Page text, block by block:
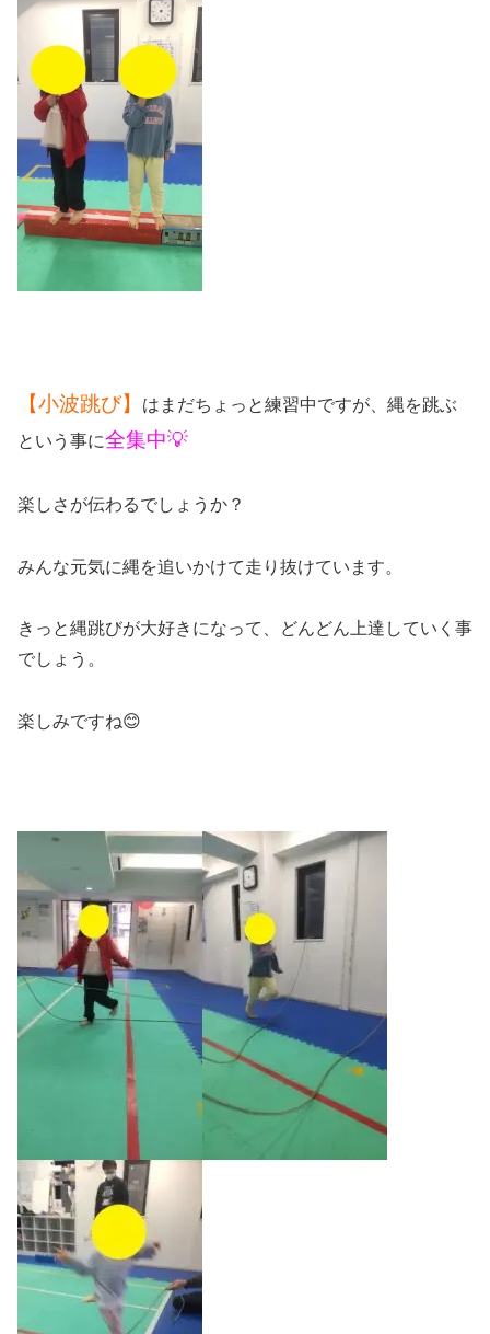
【小波跳び】
はまだちょっと練習中ですが、縄を跳ぶ
という事に全集中💡
楽しさが伝わるでしょうか？
みんな元気に縄を追いかけて走り抜けています。
きっと縄跳びが大好きになって、どんどん上達していく事
でしょう。
楽しみですね😊